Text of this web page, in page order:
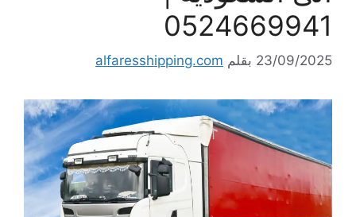
0524669941
23/09/2025 بقلم alfaresshipping.com